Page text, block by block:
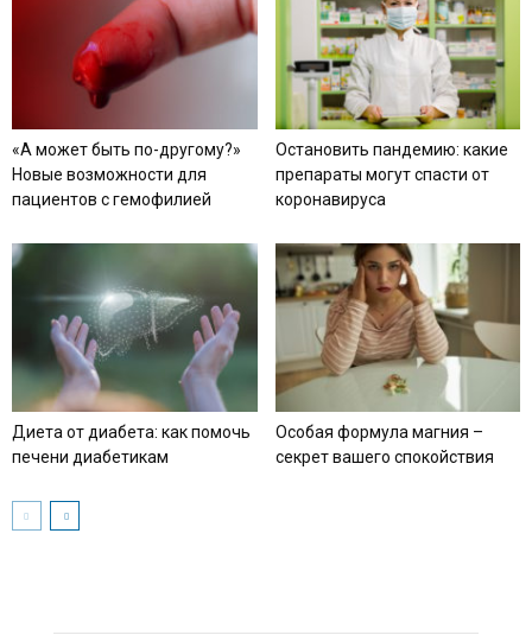
«А может быть по-другому?»
Новые возможности для
пациентов с гемофилией
Остановить пандемию: какие
препараты могут спасти от
коронавируса
Диета от диабета: как помочь
печени диабетикам
Особая формула магния –
секрет вашего спокойствия